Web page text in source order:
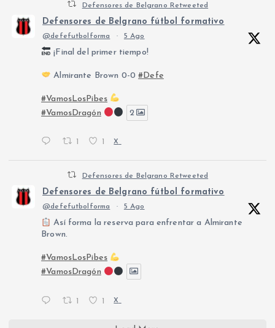
Defensores de Belgrano Retweeted
Defensores de Belgrano fútbol formativo
@defefutbolforma · 5 Ago
¡Final del primer tiempo!
Almirante Brown 0-0#Defe
#VamosLosPibes
#VamosDragón
2
X
Defensores de Belgrano Retweeted
Defensores de Belgrano fútbol formativo
@defefutbolforma · 5 Ago
Así forma la reserva para enfrentar a Almirante
Brown.
#VamosLosPibes
#VamosDragón
1 1 X